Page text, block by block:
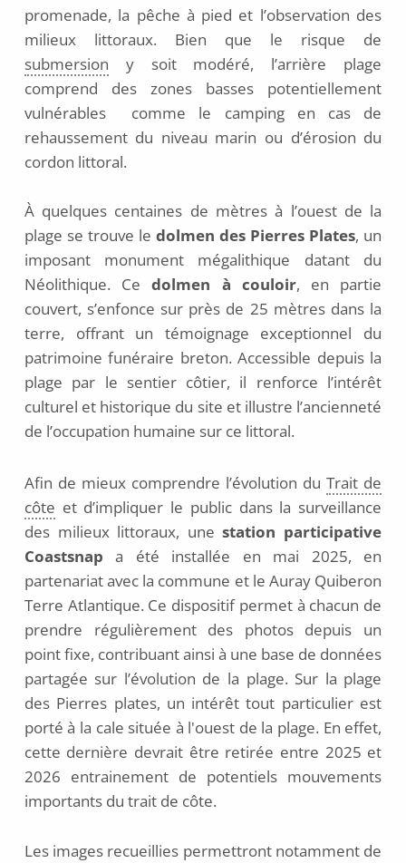
promenade, la pêche à pied et l’observation des
milieux littoraux. Bien que le risque de
submersion y soit modéré, l’arrière plage
comprend des zones basses potentiellement
vulnérables comme le camping en cas de
rehaussement du niveau marin ou d’érosion du
cordon littoral.
À quelques centaines de mètres à l’ouest de la
plage se trouve le dolmen des Pierres Plates, un
imposant monument mégalithique datant du
Néolithique. Cedolmen à couloir, en partie
couvert, s’enfonce sur près de 25 mètres dans la
terre, offrant un témoignage exceptionnel du
patrimoine funéraire breton. Accessible depuis la
plage par le sentier côtier, il renforce l’intérêt
culturel et historique du site et illustre l’ancienneté
de l’occupation humaine sur ce littoral.
Afin de mieux comprendre l’évolution duTrait de
côte et d’impliquer le public dans la surveillance
des milieux littoraux, unestation participative
Coastsnap a été installée en mai 2025, en
partenariat avec la commune et le Auray Quiberon
Terre Atlantique. Ce dispositif permet à chacun de
prendre régulièrement des photos depuis un
point fixe, contribuant ainsi à une base de données
partagée sur l’évolution de la plage. Sur la plage
des Pierres plates, un intérêt tout particulier est
porté à la cale située à l'ouest de la plage. En effet,
cette dernière devrait être retirée entre 2025 et
2026 entrainement de potentiels mouvements
importants du trait de côte.
Les images recueillies permettront notamment de